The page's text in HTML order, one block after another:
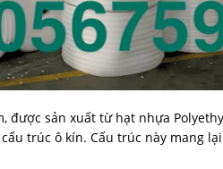
được sản xuất từ hạt nhựa
trúc ô kín. Cấu trúc này mang lại